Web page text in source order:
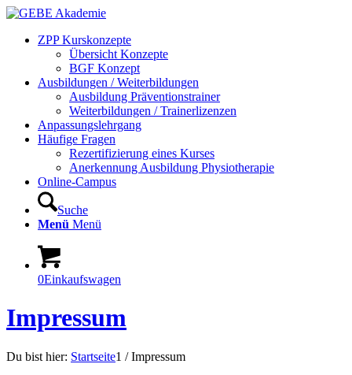
ZPP Kurskonzepte
Übersicht Konzepte
BGF Konzept
Ausbildungen / Weiterbildungen
Ausbildung Präventionstrainer
Weiterbildungen / Trainerlizenzen
Anpassungslehrgang
Häufige Fragen
Rezertifizierung eines Kurses
Anerkennung Ausbildung Physiotherapie
Online-Campus
Suche
Menü Menü
0Einkaufswagen
Impressum
Du bist hier: Startseite1 / Impressum